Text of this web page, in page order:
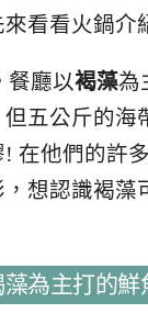
看看火鍋介
餐廳以褐藻為
五公斤的海
! 在他們的許
想認識褐藻
為主打的鮮